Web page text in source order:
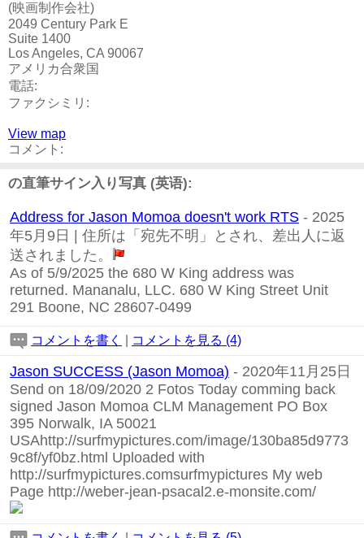
(映画制作会社)
2049 Century Park E
Suite 1400
Los Angeles, CA 90067
アメリカ合衆国
電話:
ファクシミリ:
View map
コメント:
の直筆サイン入り写真 (英语):
Address for Jason Momoa doesn't work RTS - 2025
年5月9日 | 住所は「宛先不明」とされ、差出人に返
送されました。
As of 5/9/2025 the 680 W King address was
returned. Mananalu, LLC. 680 W King Street Unit
291 Boone, NC 28607-0499
コメントを書く コメントを見る (4)
Jason SUCCESS (Jason Momoa) - 2020年11月25日
Send on 18/09/2020 2 Fotos Today comming back
signed Jason Momoa CLM Management PO Box
395 Norwalk, IA 50021
USAhttp://surfmypictures.com/image/130ba85d9773
9c8f/yf0bz.html Uploaded with
http://surfmypictures.comsurfmypictures My web
Page http://weber-jean-psacal2.e-monsite.com/